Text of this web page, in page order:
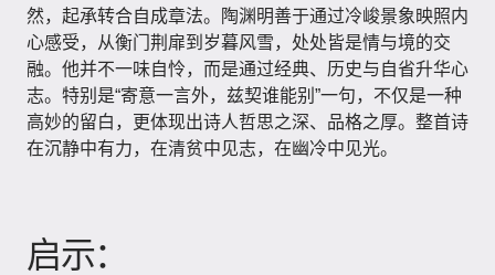
然，起承转合自成章法。陶渊明善于通过冷峻景象映照内
心感受，从衡门荆扉到岁暮风雪，处处皆是情与境的交
融。他并不一味自怜，而是通过经典、历史与自省升华心
志。特别是“寄意一言外，兹契谁能别”一句，不仅是一种
高妙的留白，更体现出诗人哲思之深、品格之厚。整首诗
在沉静中有力，在清贫中见志，在幽冷中见光。
启示：